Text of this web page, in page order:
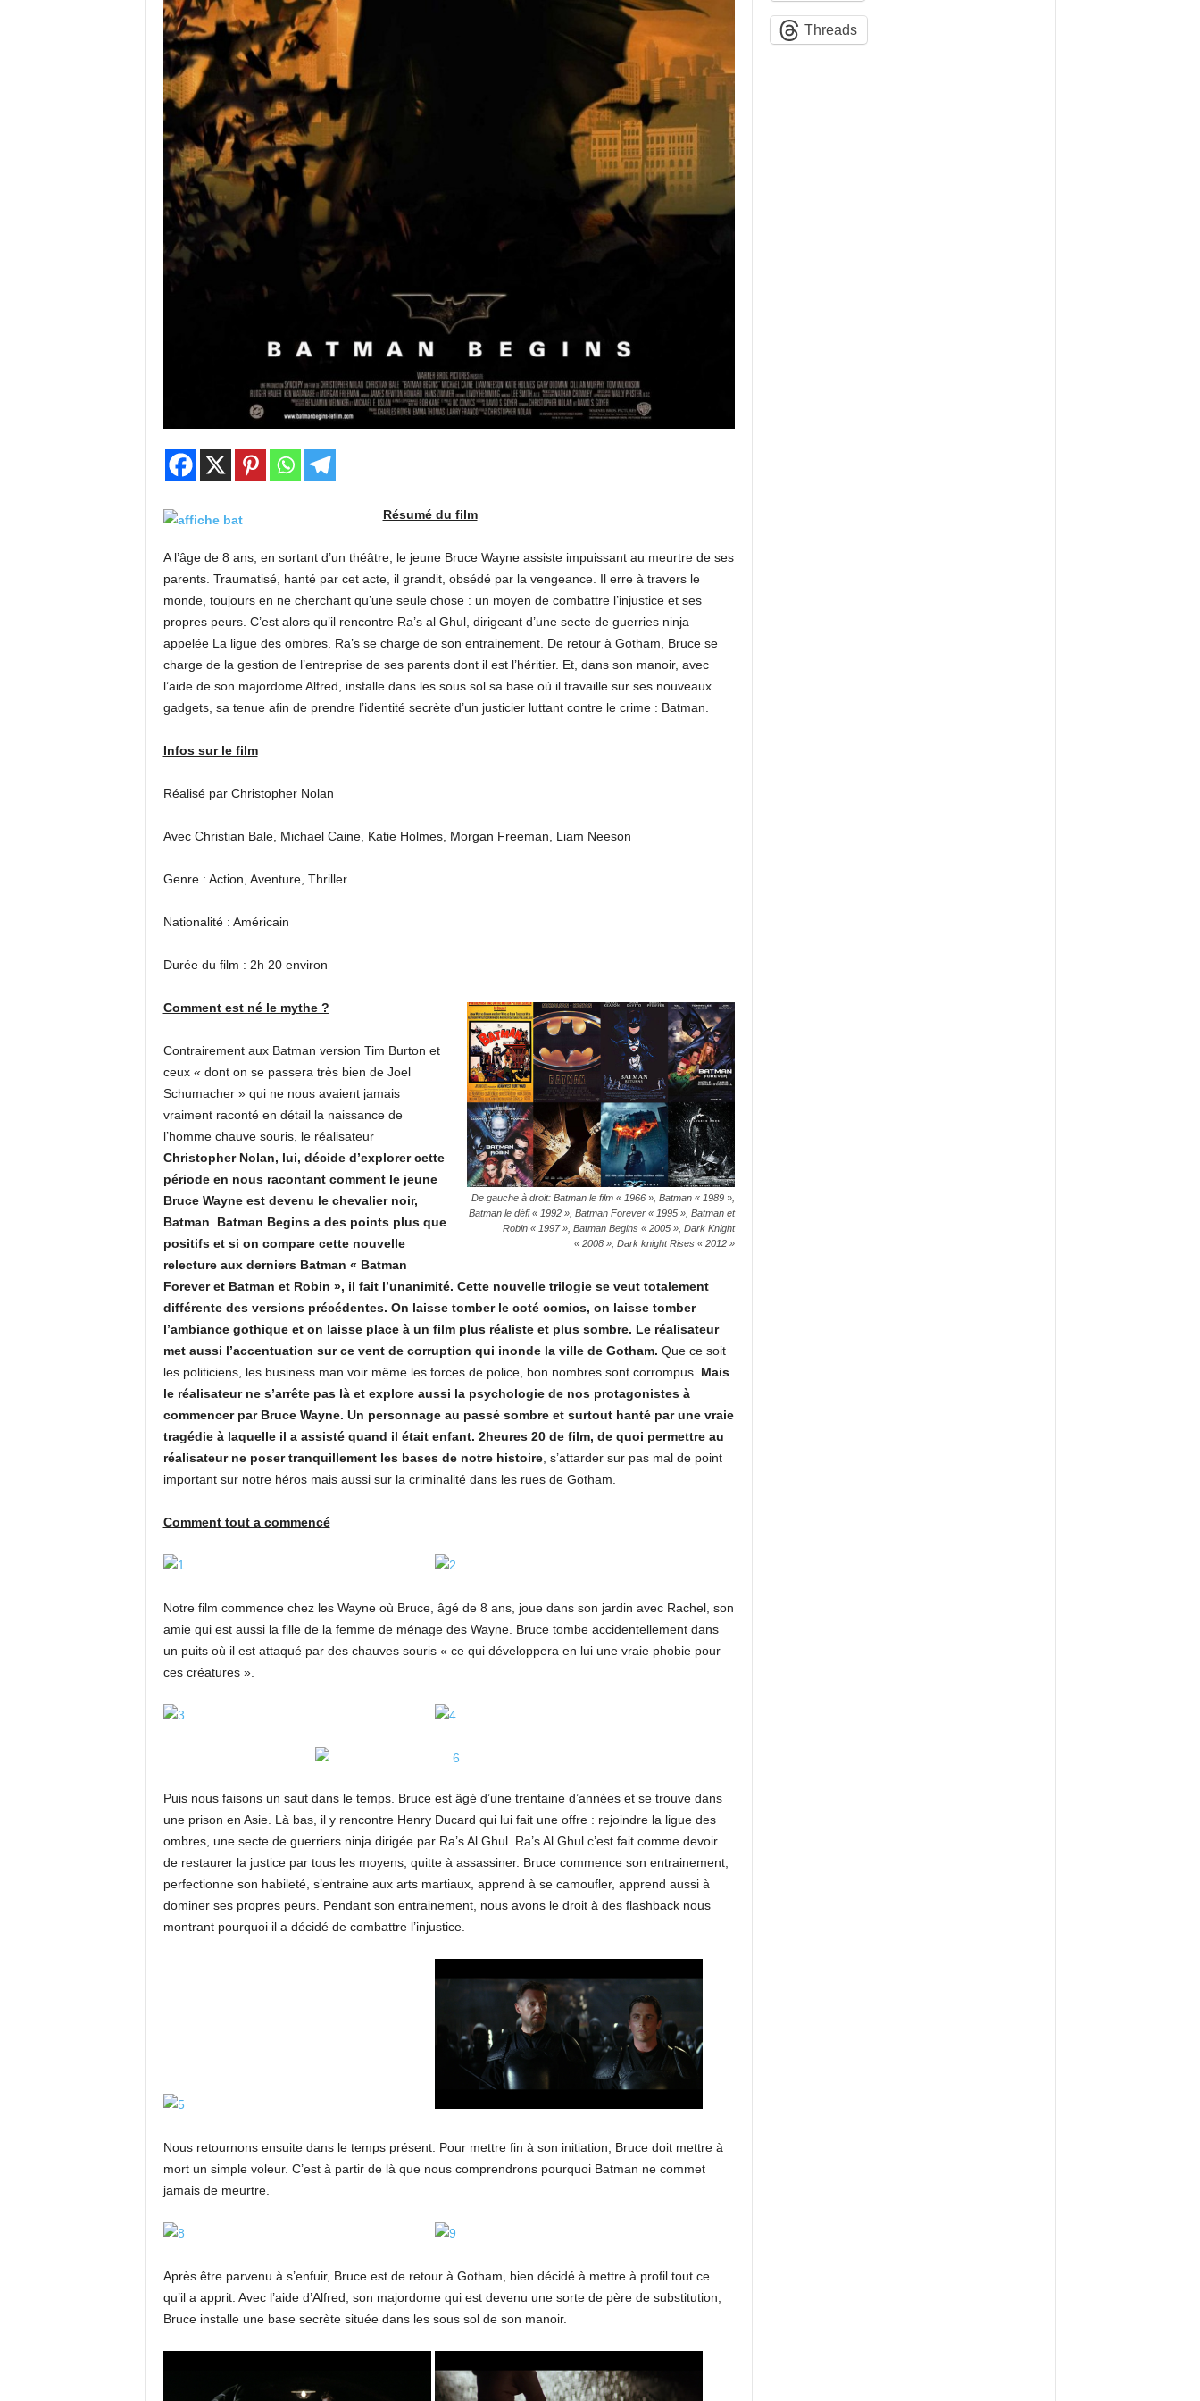
Résumé du film
A l’âge de 8 ans, en sortant d’un théâtre, le jeune Bruce Wayne assiste impuissant au meurtre de ses
parents. Traumatisé, hanté par cet acte, il grandit, obsédé par la vengeance. Il erre à travers le
monde, toujours en ne cherchant qu’une seule chose : un moyen de combattre l’injustice et ses
propres peurs. C’est alors qu’il rencontre Ra’s al Ghul, dirigeant d’une secte de guerries ninja
appelée La ligue des ombres. Ra’s se charge de son entrainement. De retour à Gotham, Bruce se
charge de la gestion de l’entreprise de ses parents dont il est l’héritier. Et, dans son manoir, avec
l’aide de son majordome Alfred, installe dans les sous sol sa base où il travaille sur ses nouveaux
gadgets, sa tenue afin de prendre l’identité secrète d’un justicier luttant contre le crime : Batman.
Infos sur le film
Réalisé par Christopher Nolan
Avec Christian Bale, Michael Caine, Katie Holmes, Morgan Freeman, Liam Neeson
Genre : Action, Aventure, Thriller
Nationalité : Américain
Durée du film : 2h 20 environ
De gauche à droit: Batman le film « 1966 », Batman « 1989 »,
Batman le défi « 1992 », Batman Forever « 1995 », Batman et
Robin « 1997 », Batman Begins « 2005 », Dark Knight
« 2008 », Dark knight Rises « 2012 »
Comment est né le mythe ?
Contrairement aux Batman version Tim Burton et
ceux « dont on se passera très bien de Joel
Schumacher » qui ne nous avaient jamais
vraiment raconté en détail la naissance de
l’homme chauve souris, le réalisateur
Christopher Nolan, lui, décide d’explorer cette
période en nous racontant comment le jeune
Bruce Wayne est devenu le chevalier noir,
Batman. Batman Begins a des points plus que
positifs et si on compare cette nouvelle
relecture aux derniers Batman « Batman
Forever et Batman et Robin », il fait l’unanimité. Cette nouvelle trilogie se veut totalement
différente des versions précédentes. On laisse tomber le coté comics, on laisse tomber
l’ambiance gothique et on laisse place à un film plus réaliste et plus sombre. Le réalisateur
met aussi l’accentuation sur ce vent de corruption qui inonde la ville de Gotham. Que ce soit
les politiciens, les business man voir même les forces de police, bon nombres sont corrompus. Mais
le réalisateur ne s’arrête pas là et explore aussi la psychologie de nos protagonistes à
commencer par Bruce Wayne. Un personnage au passé sombre et surtout hanté par une vraie
tragédie à laquelle il a assisté quand il était enfant. 2heures 20 de film, de quoi permettre au
réalisateur ne poser tranquillement les bases de notre histoire, s’attarder sur pas mal de point
important sur notre héros mais aussi sur la criminalité dans les rues de Gotham.
Comment tout a commencé
Notre film commence chez les Wayne où Bruce, âgé de 8 ans, joue dans son jardin avec Rachel, son
amie qui est aussi la fille de la femme de ménage des Wayne. Bruce tombe accidentellement dans
un puits où il est attaqué par des chauves souris « ce qui développera en lui une vraie phobie pour
ces créatures ».
Puis nous faisons un saut dans le temps. Bruce est âgé d’une trentaine d’années et se trouve dans
une prison en Asie. Là bas, il y rencontre Henry Ducard qui lui fait une offre : rejoindre la ligue des
ombres, une secte de guerriers ninja dirigée par Ra’s Al Ghul. Ra’s Al Ghul c’est fait comme devoir
de restaurer la justice par tous les moyens, quitte à assassiner. Bruce commence son entrainement,
perfectionne son habileté, s’entraine aux arts martiaux, apprend à se camoufler, apprend aussi à
dominer ses propres peurs. Pendant son entrainement, nous avons le droit à des flashback nous
montrant pourquoi il a décidé de combattre l’injustice.
Nous retournons ensuite dans le temps présent. Pour mettre fin à son initiation, Bruce doit mettre à
mort un simple voleur. C’est à partir de là que nous comprendrons pourquoi Batman ne commet
jamais de meurtre.
Après être parvenu à s’enfuir, Bruce est de retour à Gotham, bien décidé à mettre à profil tout ce
qu’il a apprit. Avec l’aide d’Alfred, son majordome qui est devenu une sorte de père de substitution,
Bruce installe une base secrète située dans les sous sol de son manoir.
Threads